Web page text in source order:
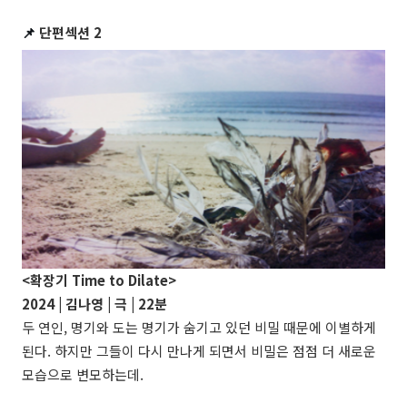
📌 단편섹션 2
<확장기 Time to Dilate>
2024 | 김나영 | 극 | 22분
두 연인, 명기와 도는 명기가 숨기고 있던 비밀 때문에 이별하게
된다. 하지만 그들이 다시 만나게 되면서 비밀은 점점 더 새로운
모습으로 변모하는데.